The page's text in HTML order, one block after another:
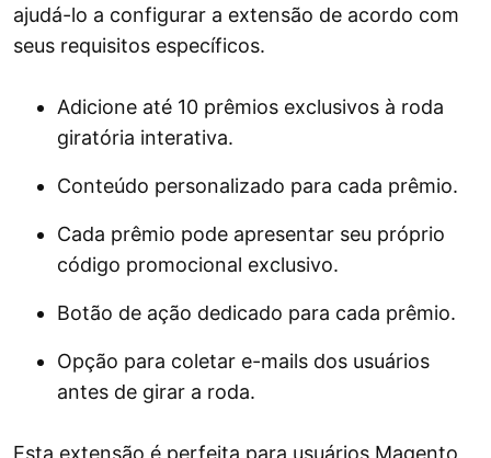
ajudá-lo a configurar a extensão de acordo com
seus requisitos específicos.
Adicione até 10 prêmios exclusivos à roda
giratória interativa.
Conteúdo personalizado para cada prêmio.
Cada prêmio pode apresentar seu próprio
código promocional exclusivo.
Botão de ação dedicado para cada prêmio.
Opção para coletar e-mails dos usuários
antes de girar a roda.